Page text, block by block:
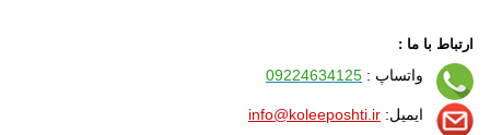
ارتباط با ما :
واتساپ : 09224634125
ایمیل: info@koleeposhti.ir